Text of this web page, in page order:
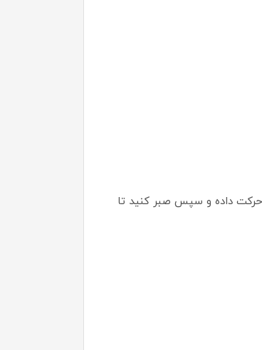
داده و سپس صبر کنید تا